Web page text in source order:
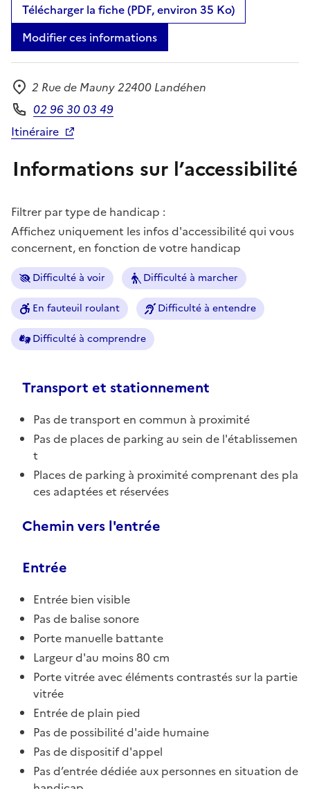
Télécharger la fiche (PDF, environ 35 Ko)
Modifier ces informations
Adresse
2 Rue de Mauny 22400 Landéhen
Téléphone
02 96 30 03 49
Itinéraire
Informations sur l’accessibilité
Filtrer par type de handicap :
Affichez uniquement les infos d'accessibilité qui vous
concernent, en fonction de votre handicap
Difficulté à voir Difficulté à marcher
En fauteuil roulant Difficulté à entendre
Difficulté à comprendre
Transport et stationnement
Pas de transport en commun à proximité
Pas de places de parking au sein de l'établissemen
t
Places de parking à proximité comprenant des pla
ces adaptées et réservées
Chemin vers l'entrée
Entrée
Entrée bien visible
Pas de balise sonore
Porte manuelle battante
Largeur d'au moins 80 cm
Porte vitrée avec éléments contrastés sur la partie
vitrée
Entrée de plain pied
Pas de possibilité d'aide humaine
Pas de dispositif d'appel
Pas d’entrée dédiée aux personnes en situation de